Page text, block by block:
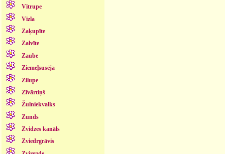
Vitrupe
Vizla
Zaķupīte
Zalvīte
Zaube
Ziemeļsusēja
Zilupe
Zīvārtiņš
Žulniekvalks
Zunds
Zvidzes kanāls
Zviedrgrāvis